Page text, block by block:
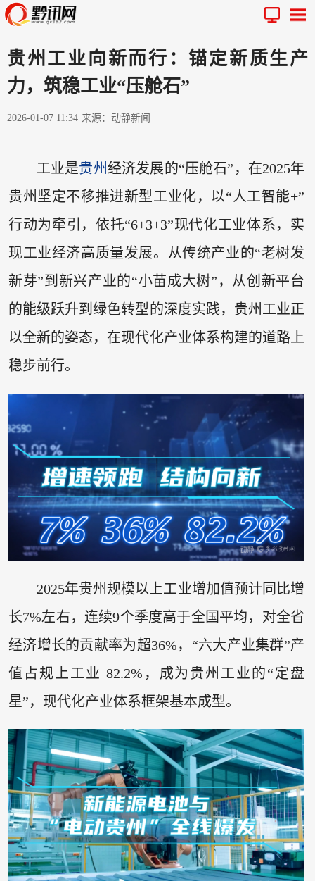
贵州工业向新而行：锚定新质生产
力，筑稳工业“压舱石”
2026-01-07 11:34 来源：动静新闻
工业是贵州经济发展的“压舱石”，在2025年
贵州坚定不移推进新型工业化，以“人工智能+”
行动为牵引，依托“6+3+3”现代化工业体系，实
现工业经济高质量发展。从传统产业的“老树发
新芽”到新兴产业的“小苗成大树”，从创新平台
的能级跃升到绿色转型的深度实践，贵州工业正
以全新的姿态，在现代化产业体系构建的道路上
稳步前行。
2025年贵州规模以上工业增加值预计同比增
长7%左右，连续9个季度高于全国平均，对全省
经济增长的贡献率为超36%，“六大产业集群”产
值占规上工业 82.2%，成为贵州工业的“定盘
星”，现代化产业体系框架基本成型。